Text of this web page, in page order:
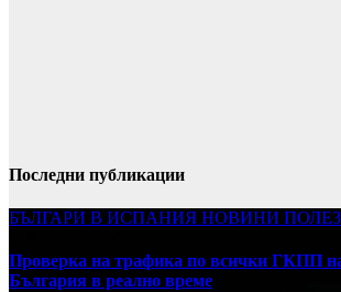
Последни публикации
БЪЛГАРИ В ИСПАНИЯ НОВИНИ
Проверка на трафика по всички ГКПП
България в реално време